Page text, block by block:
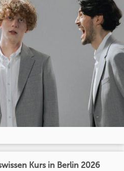
Kurs in Berlin 2026